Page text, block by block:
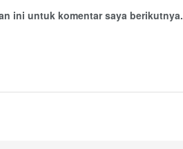
ini untuk komentar saya berikutnya.